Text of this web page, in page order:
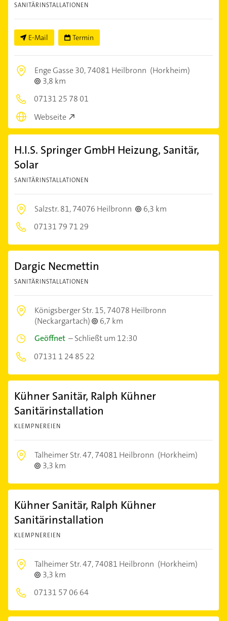
SANITÄRINSTALLATIONEN
E-Mail Termin
Enge Gasse 30,74081 Heilbronn (Horkheim)
3,8 km
07131 25 78 01
Webseite
H.I.S. Springer GmbH Heizung, Sanitär,
Solar
SANITÄRINSTALLATIONEN
Salzstr. 81,74076 Heilbronn
6,3 km
07131 79 71 29
Dargic Necmettin
SANITÄRINSTALLATIONEN
Königsberger Str. 15,74078 Heilbronn
(Neckargartach)
6,7 km
Geöffnet –Schließt um 12:30
07131 1 24 85 22
Kühner Sanitär, Ralph Kühner
Sanitärinstallation
KLEMPNEREIEN
Talheimer Str. 47,74081 Heilbronn (Horkheim)
3,3 km
Kühner Sanitär, Ralph Kühner
Sanitärinstallation
KLEMPNEREIEN
Talheimer Str. 47,74081 Heilbronn (Horkheim)
3,3 km
07131 57 06 64